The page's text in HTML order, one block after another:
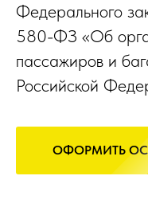
Федерального
580-ФЗ «Об
пассажиров и
Российской
ОФОРМИТЬ